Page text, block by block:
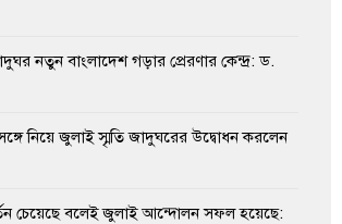
নতুন বাংলাদেশ গড়ার প্রেরণার কেন্দ্র: ড.
নিয়ে জুলাই স্মৃতি জাদুঘরের উদ্বোধন করলেন
চেয়েছে বলেই জুলাই আন্দোলন সফল হয়েছে: